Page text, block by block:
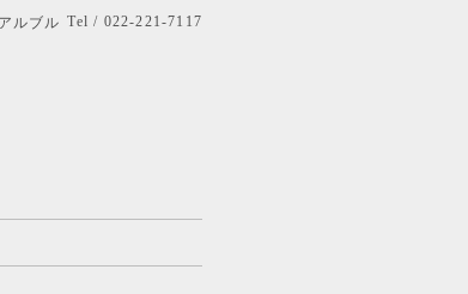
ルブル Tel / 022-221-7117